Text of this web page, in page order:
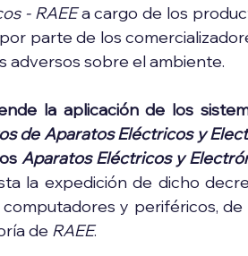
- RAEE a cargo de los
parte de los
adversos sobre el ambiente.
la aplicación de los
de Aparatos Eléctricos y
Aparatos Eléctricos y
la expedición de dicho
y periféricos, de
de RAEE.